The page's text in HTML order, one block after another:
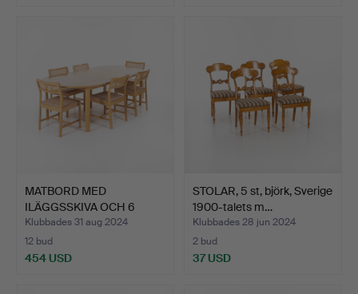
MATBORD MED
ILÄGGSSKIVA OCH 6
STOLAR, Sorø…
Klubbades 31 aug 2024
12 bud
454 USD
STOLAR, 5 st, björk, Sverige
1900-talets m…
Klubbades 28 jun 2024
2 bud
37 USD